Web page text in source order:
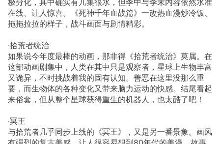
在线、让人惊喜。《死神千年血战篇》一改热血漫炒冷饭、
拖拖拉拉的样子，战斗画面与剧情精彩。
·拾荒者统治
如果说今年度最棒的动画，那非得《拾荒者统治》莫属。在
这部动画剧集中，人类在其中只是观察者，星球上生物丰富
又诡异，不时挑战着我的固有认知。善恶在这里没那么重
要，而生物体的各种变化又带来脑力运动的快感。结尾看起
来俗套，但从整个星球获得重生的机器人，也太酷了吧！
·冥王
与拾荒者几乎同步上线的《冥王》，又是另一番景象。画风